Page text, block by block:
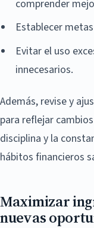
comprender
Establecer
Evitar el uso
innecesarios.
Además, revise y
para reflejar
disciplina y la
hábitos financieros
Maximizar
nuevas